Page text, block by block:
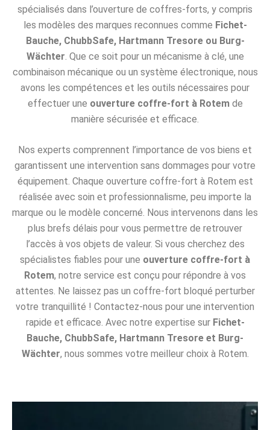
spécialisés dans l’ouverture de coffres-forts, y compris
les modèles des marques reconnues comme Fichet-
Bauche, ChubbSafe, Hartmann Tresore ou Burg-
Wächter . Que ce soit pour un mécanisme à clé, une
combinaison mécanique ou un système électronique, nous
avons les compétences et les outils nécessaires pour
effectuer une ouverture coffre-fort à Rotemde
manière sécurisée et efficace.
Nos experts comprennent l’importance de vos biens et
garantissent une intervention sans dommages pour votre
équipement. Chaque ouverture coffre-fort à Rotem est
réalisée avec soin et professionnalisme, peu importe la
marque ou le modèle concerné. Nous intervenons dans les
plus brefs délais pour vous permettre de retrouver
l’accès à vos objets de valeur. Si vous cherchez des
spécialistes fiables pour une ouverture coffre-fort à
Rotem, notre service est conçu pour répondre à vos
attentes. Ne laissez pas un coffre-fort bloqué perturber
votre tranquillité ! Contactez-nous pour une intervention
rapide et efficace. Avec notre expertise sur Fichet-
Bauche, ChubbSafe, Hartmann Tresore et Burg-
Wächter, nous sommes votre meilleur choix à Rotem.